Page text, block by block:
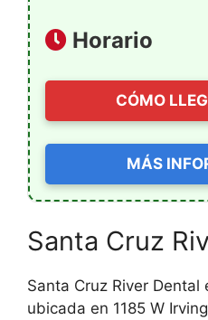
Horario
CÓMO
MÁS
Santa Cruz
Santa Cruz River
ubicada en 1185 W